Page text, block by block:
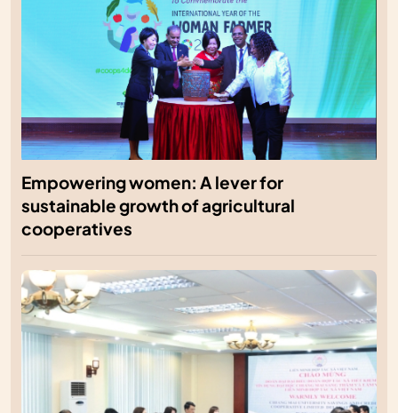
Empowering women: A lever for
sustainable growth of agricultural
cooperatives